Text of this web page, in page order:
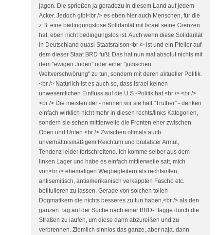
jagen. Die sprießen ja geradezu in diesem Land auf jedem
Acker. Jedoch gibt<br /> es eben hier auch Menschen, für die
z.B. eine bedingungslose Solidarität mit Israel seine Grenzen
hat, eben nicht bedingungslos ist. Auch wenn diese Solidarität
in Deutschland quasi Staatsraison<br /> ist und ein Pfeiler auf
dem dieser Staat BRD fußt. Das hat nun mal absolut nichts mit
dem "ewigen Juden" oder einer "jüdischen
Weltverschwörung" zu tun, sondern mit deren aktueller Politik.
<br /> Natürlich ist es auch so, dass Israel keinen
unwesentlichen Einfluss auf die U.S.-Politik hat.<br /> <br />
<br /> Die meisten der - nennen wir sie halt "Truther" - denken
einfach wirklich nicht mehr in diesen rechts/links Kategorien,
sondern sie sehen mittlerweile die Fronten eher zwischen
Oben und Unten.<br /> Zwischen oftmals auch
unverhältnismäßigem Reichtum und brutalster Armut,
Tendenz leider fortschreitend. Ich komme selber aus dem
linken Lager und habe es einfach mittlerweile satt, mich
von<br /> ehemaligen Wegbegleitern als rechtsoffen,
antisemitisch, antiamerikanisch verkappten Fascho etc.
betitulieren zu lassen. Gerade von solchen tollen
Dogmatikern die nichts besseres zu tun haben,<br /> als den
ganzen Tag auf der Suche nach einer BRD-Flagge durch die
Straßen zu laufen, um diese dann abzureißen und zu
verbrennen. Ziemlich sinnlos das ganze, aber naja. dann